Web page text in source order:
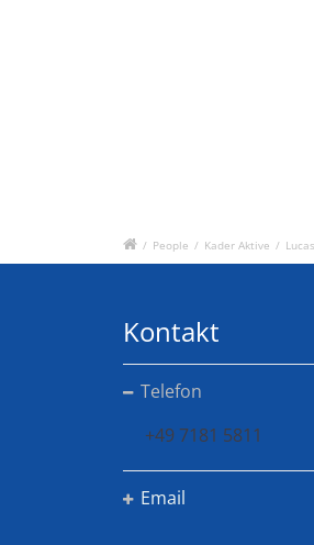
/ People / Kader Aktive /
Kontakt
Telefon
+49 7181 5811
Email